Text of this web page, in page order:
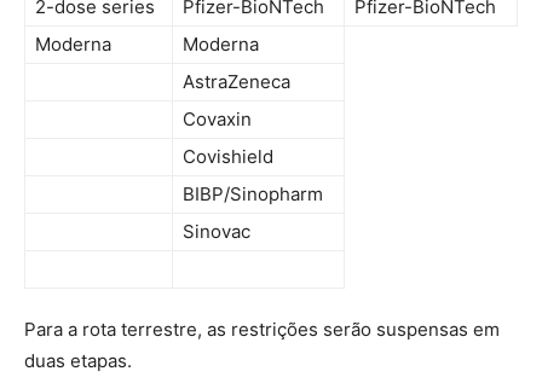
2-dose series
Pfizer-BioNTech
Pfizer-BioNTech
Moderna
Moderna
AstraZeneca
Covaxin
Covishield
BIBP/Sinopharm
Sinovac
Para a rota terrestre, as restrições serão suspensas em
duas etapas.